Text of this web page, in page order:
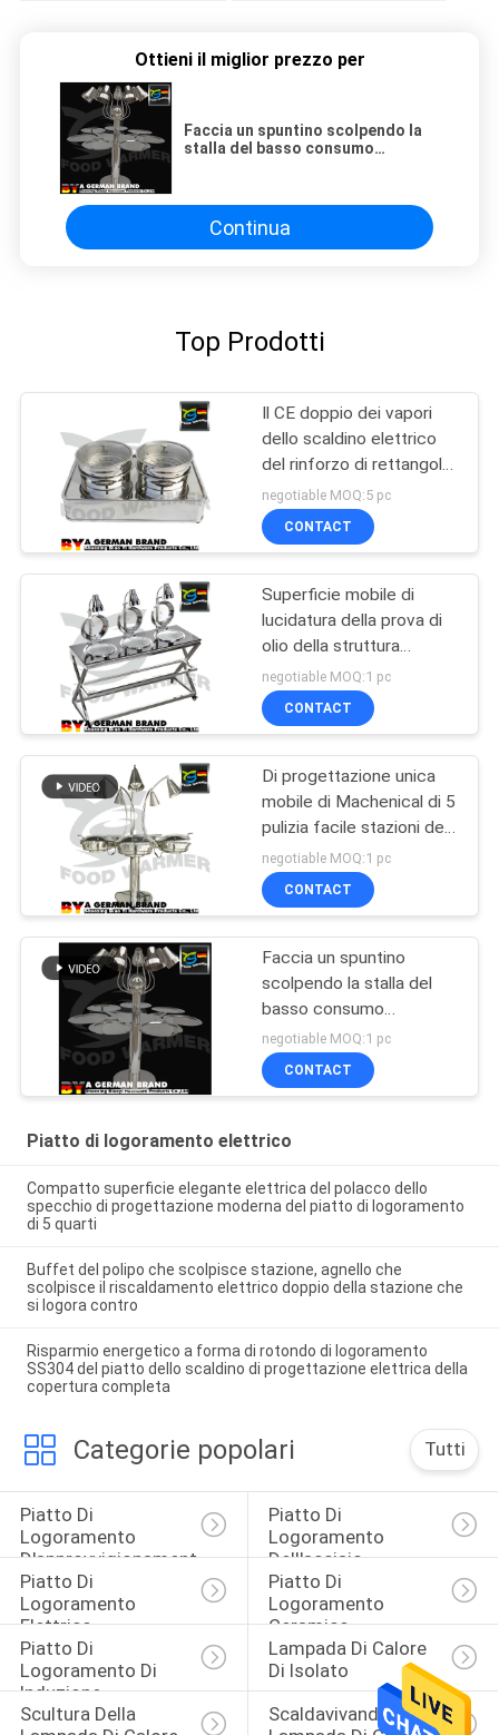
Ottieni il miglior prezzo per
Faccia un spuntino scolpendo la
stalla del basso consumo
200W
Continua
Top Prodotti
Il CE doppio dei vapori
dello scaldino elettrico
del rinforzo di rettangolo
ha certificato 220v 50Hz
400w
negotiable MOQ:5 pc
CONTACT
Superficie mobile di
lucidatura della prova di
olio della struttura
compatta delle stazioni
del buffet del cuscinetto
inferiore
negotiable MOQ:1 pc
CONTACT
Di progettazione unica
mobile di Machenical di 5
pulizia facile stazioni del
buffet della base di
ruote
negotiable MOQ:1 pc
CONTACT
Faccia un spuntino
scolpendo la stalla del
basso consumo
energetico di potere
della lampada di calore
della stazione 200W
negotiable MOQ:1 pc
CONTACT
Piatto di logoramento elettrico
Compatto superficie elegante elettrica del polacco dello
specchio di progettazione moderna del piatto di logoramento
di 5 quarti
Buffet del polipo che scolpisce stazione, agnello che
scolpisce il riscaldamento elettrico doppio della stazione che
si logora contro
Risparmio energetico a forma di rotondo di logoramento
SS304 del piatto dello scaldino di progettazione elettrica della
copertura completa
Categorie popolari Tutti
Piatto Di
Logoramento
D'approvvigionamento
Piatto Di
Logoramento
Dell'acciaio
Inossidabile
Piatto Di
Logoramento
Elettrico
Piatto Di
Logoramento
Ceramico
Piatto Di
Logoramento Di
Induzione
Lampada Di Calore
Di Isolato
Scultura Della
Scaldavivande Della